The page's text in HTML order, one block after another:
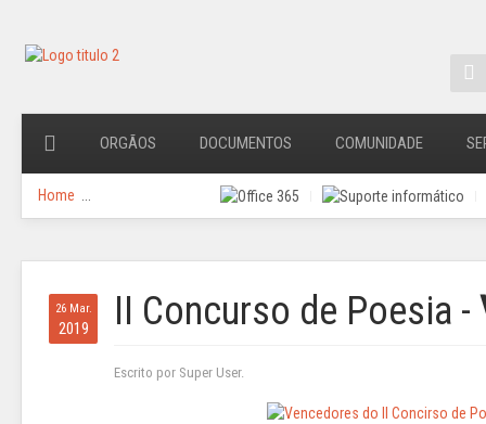
ORGÃOS DOCUMENTOS COMUNIDADE
Home
26 Mar.
2019 II Concurso de Poesia -
Escrito por Super User.